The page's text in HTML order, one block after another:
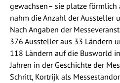
gewachsen– sie platze förmlich
nahm die Anzahl der Aussteller
Nach Angaben der
376 Aussteller aus 33 Ländern
118 Ländern auf die Busworld
Jahren in der Geschichte der
Schritt, Kortrijk als